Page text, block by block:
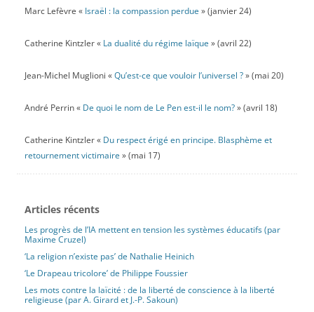
Marc Lefèvre « Israël : la compassion perdue » (janvier 24)
Catherine Kintzler « La dualité du régime laïque » (avril 22)
Jean-Michel Muglioni «Qu’est-ce que vouloir l’universel ?» (mai 20)
André Perrin « De quoi le nom de Le Pen est-il le nom?» (avril 18)
Catherine Kintzler « Du respect érigé en principe. Blasphème et
retournement victimaire » (mai 17)
Articles récents
Les progrès de l’IA mettent en tension les systèmes éducatifs (par
Maxime Cruzel)
‘La religion n’existe pas’ de Nathalie Heinich
‘Le Drapeau tricolore’ de Philippe Foussier
Les mots contre la laïcité : de la liberté de conscience à la liberté
religieuse (par A. Girard et J.-P. Sakoun)